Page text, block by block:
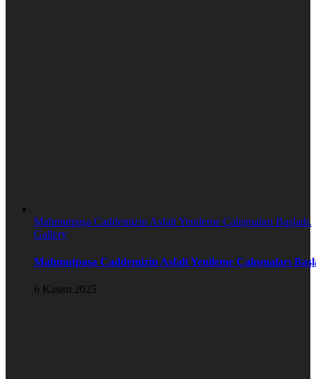
Mahmutpaşa Caddemizin Asfalt Yenileme Çalışmaları Başladı.
Gallery
Mahmutpaşa Caddemizin Asfalt Yenileme Çalışmaları
6 Kasım 2025